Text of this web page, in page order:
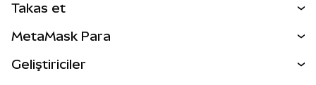
Takas et
Perps
MetaMask Para
Geliştiriciler